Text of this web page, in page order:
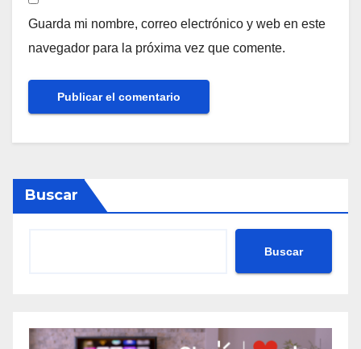
Guarda mi nombre, correo electrónico y web en este
navegador para la próxima vez que comente.
Buscar
Buscar